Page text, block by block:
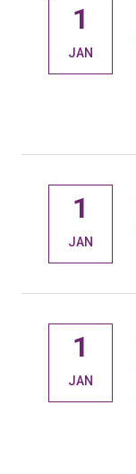
1
JAN
1
JAN
1
JAN